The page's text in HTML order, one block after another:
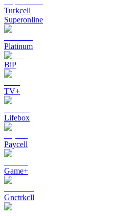
Turkcell
Superonline
Platinum
BiP
TV+
Lifebox
Paycell
Game+
Gnctrkcll